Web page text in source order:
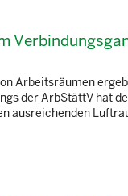
Arbeitsräumen
der ArbStättV hat
ausreichenden